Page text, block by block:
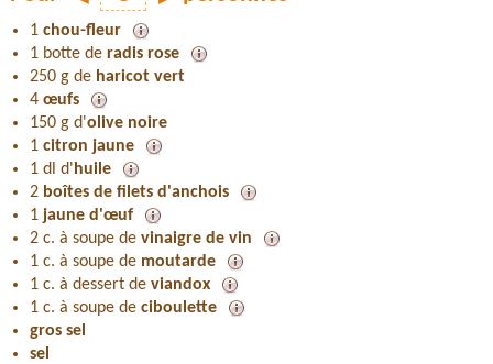
1 chou-fleur
1 botte de radis rose
250 g de haricot vert
4 œufs
150 g d'olive noire
1 citron jaune
1 dl d' huile
2 boîtes de filets d'anchois
1 jaune d'œuf
2 c. à soupe de vinaigre de vin
1 c. à soupe de moutarde
1 c. à dessert de viandox
1 c. à soupe de ciboulette
gros sel
sel